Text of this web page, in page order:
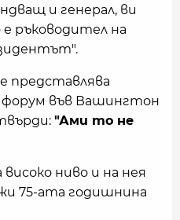
и генерал, ви
е ръководител на
представлява
във Вашингтон
"Ами то не
ниво и на нея
75-ата годишнина